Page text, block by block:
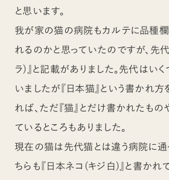
と思います。
我が家の猫の病院もカルテに品種欄
れるのかと思っていたのですが、先
ラ)』と記載がありました。先代はい
いましたが『日本猫』という書かれ方
れば、ただ『猫』とだけ書かれたも
ているところもありました。
現在の猫は先代猫とは違う病院に通
ちらも『日本ネコ(キジ白)』と書かれ